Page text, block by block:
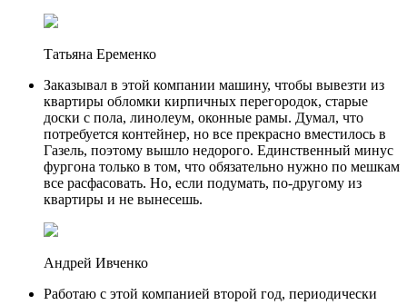
Татьяна Еременко
Заказывал в этой компании машину, чтобы вывезти из
квартиры обломки кирпичных перегородок, старые
доски с пола, линолеум, оконные рамы. Думал, что
потребуется контейнер, но все прекрасно вместилось в
Газель, поэтому вышло недорого. Единственный минус
фургона только в том, что обязательно нужно по мешкам
все расфасовать. Но, если подумать, по-другому из
квартиры и не вынесешь.
Андрей Ивченко
Работаю с этой компанией второй год, периодически